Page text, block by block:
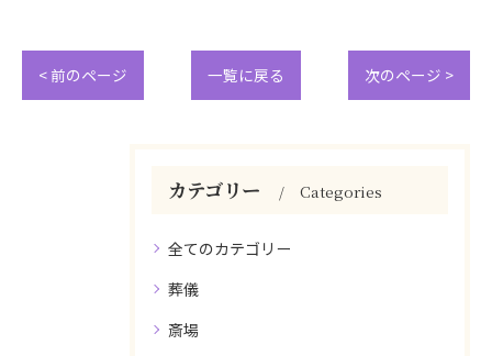
< 前のページ 一覧に戻る 次のページ >
カテゴリー Categories
全てのカテゴリー
葬儀
斎場